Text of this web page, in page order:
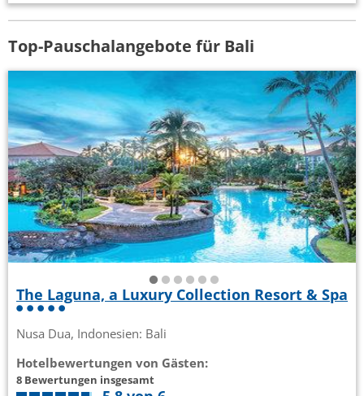
Top-Pauschalangebote für Bali
The Laguna, a Luxury Collection Resort & Spa
Nusa Dua, Indonesien: Bali
Hotelbewertungen von Gästen:
8 Bewertungen insgesamt